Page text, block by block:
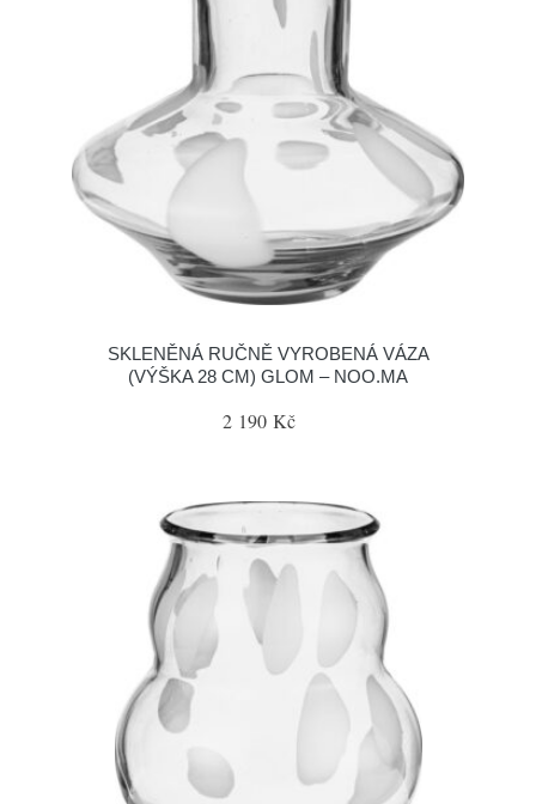
SKLENĚNÁ RUČNĚ VYROBENÁ VÁZA
(VÝŠKA 28 CM) GLOM – NOO.MA
2 190 Kč